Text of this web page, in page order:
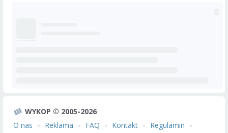
WYKOP © 2005-2026
O nas
Reklama FAQ Kontakt
Regulamin